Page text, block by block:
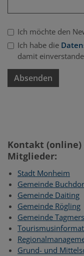
Ich möchte den
Ich habe die
damit
Absenden
Kontakt (online)
Mitglieder:
Stadt Monheim
Gemeinde
Gemeinde Daiting
Gemeinde Rögling
Gemeinde
Grund- und